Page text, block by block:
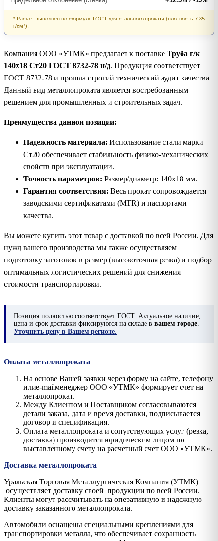
* Расчет выполнен по формуле ГОСТ для стального проката (плотность 7.85
г/см³).
Компания ООО «УТМК» предлагает к поставке Труба г/к
140х18 Ст20 ГОСТ 8732-78 н/д. Продукция соответствует
ГОСТ 8732-78 и прошла строгий технический аудит качества.
Данный вид металлопроката является востребованным
решением для промышленных и строительных задач.
Преимущества данной позиции:
Надежность материала: Использование стали марки
Ст20 обеспечивает стабильность физико-механических
свойств при эксплуатации.
Точность параметров: Размер/диаметр: 140х18 мм.
Гарантия соответствия: Весь прокат сопровождается
заводскими сертификатами (MTR) и паспортами
качества.
Вы можете купить этот товар с доставкой по всей России. Для
нужд вашего производства мы также осуществляем
подготовку заготовок в размер (высокоточная резка) и подбор
оптимальных логистических решений для снижения
стоимости транспортировки.
Позиция полностью соответствует ГОСТ. Актуальное наличие,
цена и срок доставки фиксируются на складе в вашем городе
Уточнить цену в Вашем регионе.
Оплата металлопроката
На основе Вашей заявки через форму на сайте, телефону
илиe-mailменеджер ООО «УТМК» формирует счет на
металлопрокат.
Между Клиентом и Поставщиком согласовываются
детали заказа, дата и время доставки, подписывается
договор и спецификация.
Оплата металлопроката и сопутствующих услуг (резка,
доставка) производится юридическим лицом по
выставленному счету на расчетный счет ООО «УТМК».
Доставка металлопроката
Уральская Торговая Металлургическая Компания (УТМК)
осуществляет доставку своей продукции по всей России.
Клиенты могут рассчитывать на оперативную и надежную
доставку заказанного металлопроката.
Автомобили оснащены специальными креплениями для
транспортировки металла, что обеспечивает сохранность